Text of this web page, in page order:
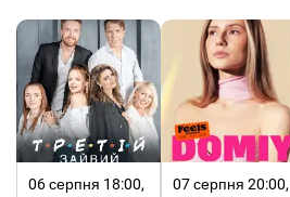
06 серпня 18:00,
07 серпня 20:00,